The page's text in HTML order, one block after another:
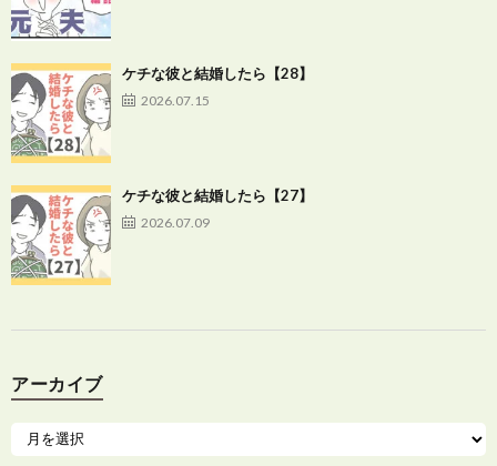
ケチな彼と結婚したら【28】
2026.07.15
ケチな彼と結婚したら【27】
2026.07.09
アーカイブ